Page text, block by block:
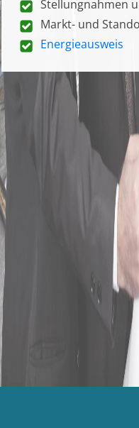
Stellungnahmen
Markt- und
Energieausweis